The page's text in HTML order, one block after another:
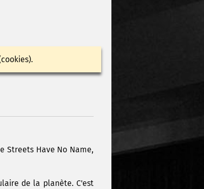
Streets Have No Name,
de la planète. C'est